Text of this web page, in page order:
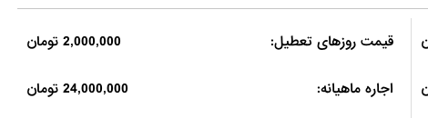
قیمت روزهای تعطیل: 2,000,000 تومان
اجاره ماهیانه: 24,000,000 تومان